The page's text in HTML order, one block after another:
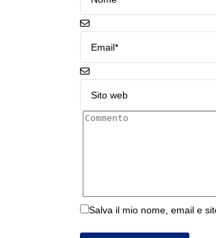
Salva il mio nome, email e